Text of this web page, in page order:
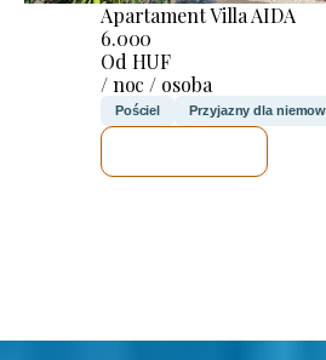
Apartament Villa AIDA
6.000
Od HUF
/ noc / osoba
Pościel Przyjazny dla